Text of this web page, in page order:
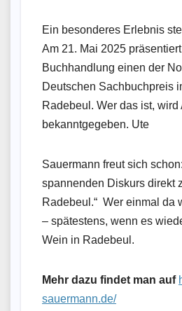
Ein besonderes Erlebnis
Am 21. Mai 2025
Buchhandlung einen der
Deutschen Sachbuchpreis
Radebeul. Wer das ist, wird
bekanntgegeben. Ute
Sauermann freut sich
spannenden Diskurs direkt
Radebeul.“ Wer einmal da
– spätestens, wenn es
Wein in Radebeul.
Mehr dazu findet man auf
sauermann.de/